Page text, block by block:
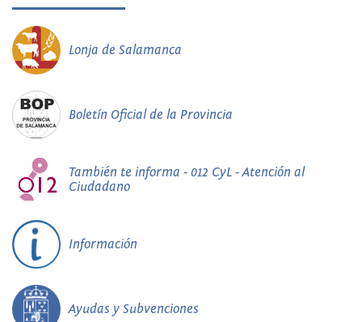
Lonja de Salamanca
Boletín Oficial de la Provincia
También te informa - 012 CyL - Atención al
Ciudadano
Información
Ayudas y Subvenciones